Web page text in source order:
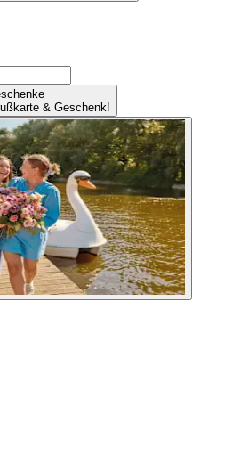
& Geschenk!